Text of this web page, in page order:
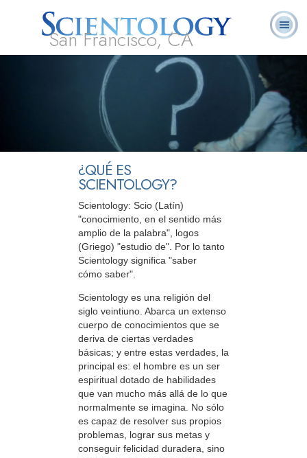
San Francisco, CA
¿Qué es
Scientology?
Ministros
Voluntarios
Preguntas
Frecuentes
¿QUÉ ES
SCIENTOLOGY?
Scientology: Scio (Latín)
"conocimiento, en el sentido más
amplio de la palabra", logos
(Griego) "estudio de". Por lo tanto
Scientology significa "saber
cómo saber".
Scientology es una religión del
siglo veintiuno. Abarca un extenso
cuerpo de conocimientos que se
deriva de ciertas verdades
básicas; y entre estas verdades, la
principal es: el hombre es un ser
espiritual dotado de habilidades
que van mucho más allá de lo que
normalmente se imagina. No sólo
es capaz de resolver sus propios
problemas, lograr sus metas y
conseguir felicidad duradera, sino